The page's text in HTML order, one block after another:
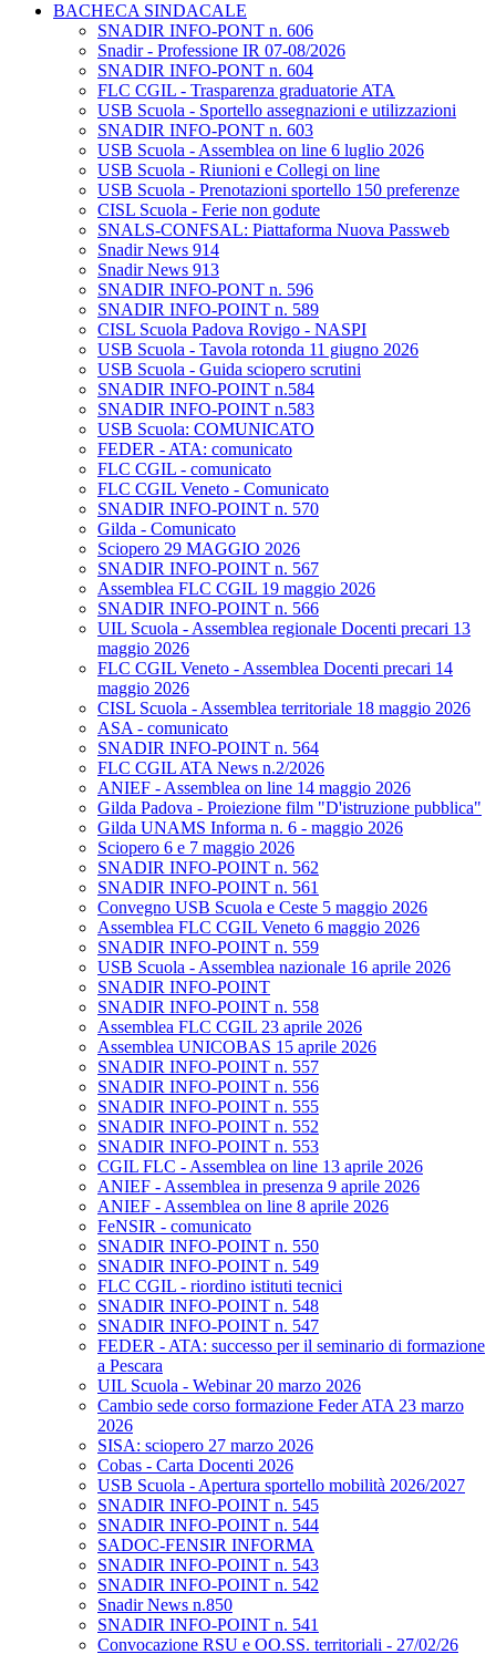
BACHECA SINDACALE
SNADIR INFO-PONT n. 606
Snadir - Professione IR 07-08/2026
SNADIR INFO-PONT n. 604
FLC CGIL - Trasparenza graduatorie ATA
USB Scuola - Sportello assegnazioni e utilizzazioni
SNADIR INFO-PONT n. 603
USB Scuola - Assemblea on line 6 luglio 2026
USB Scuola - Riunioni e Collegi on line
USB Scuola - Prenotazioni sportello 150 preferenze
CISL Scuola - Ferie non godute
SNALS-CONFSAL: Piattaforma Nuova Passweb
Snadir News 914
Snadir News 913
SNADIR INFO-PONT n. 596
SNADIR INFO-POINT n. 589
CISL Scuola Padova Rovigo - NASPI
USB Scuola - Tavola rotonda 11 giugno 2026
USB Scuola - Guida sciopero scrutini
SNADIR INFO-POINT n.584
SNADIR INFO-POINT n.583
USB Scuola: COMUNICATO
FEDER - ATA: comunicato
FLC CGIL - comunicato
FLC CGIL Veneto - Comunicato
SNADIR INFO-POINT n. 570
Gilda - Comunicato
Sciopero 29 MAGGIO 2026
SNADIR INFO-POINT n. 567
Assemblea FLC CGIL 19 maggio 2026
SNADIR INFO-POINT n. 566
UIL Scuola - Assemblea regionale Docenti precari 13
maggio 2026
FLC CGIL Veneto - Assemblea Docenti precari 14
maggio 2026
CISL Scuola - Assemblea territoriale 18 maggio 2026
ASA - comunicato
SNADIR INFO-POINT n. 564
FLC CGIL ATA News n.2/2026
ANIEF - Assemblea on line 14 maggio 2026
Gilda Padova - Proiezione film "D'istruzione pubblica"
Gilda UNAMS Informa n. 6 - maggio 2026
Sciopero 6 e 7 maggio 2026
SNADIR INFO-POINT n. 562
SNADIR INFO-POINT n. 561
Convegno USB Scuola e Ceste 5 maggio 2026
Assemblea FLC CGIL Veneto 6 maggio 2026
SNADIR INFO-POINT n. 559
USB Scuola - Assemblea nazionale 16 aprile 2026
SNADIR INFO-POINT
SNADIR INFO-POINT n. 558
Assemblea FLC CGIL 23 aprile 2026
Assemblea UNICOBAS 15 aprile 2026
SNADIR INFO-POINT n. 557
SNADIR INFO-POINT n. 556
SNADIR INFO-POINT n. 555
SNADIR INFO-POINT n. 552
SNADIR INFO-POINT n. 553
CGIL FLC - Assemblea on line 13 aprile 2026
ANIEF - Assemblea in presenza 9 aprile 2026
ANIEF - Assemblea on line 8 aprile 2026
FeNSIR - comunicato
SNADIR INFO-POINT n. 550
SNADIR INFO-POINT n. 549
FLC CGIL - riordino istituti tecnici
SNADIR INFO-POINT n. 548
SNADIR INFO-POINT n. 547
FEDER - ATA: successo per il seminario di formazione
a Pescara
UIL Scuola - Webinar 20 marzo 2026
Cambio sede corso formazione Feder ATA 23 marzo
2026
SISA: sciopero 27 marzo 2026
Cobas - Carta Docenti 2026
USB Scuola - Apertura sportello mobilità 2026/2027
SNADIR INFO-POINT n. 545
SNADIR INFO-POINT n. 544
SADOC-FENSIR INFORMA
SNADIR INFO-POINT n. 543
SNADIR INFO-POINT n. 542
Snadir News n.850
SNADIR INFO-POINT n. 541
Convocazione RSU e OO.SS. territoriali - 27/02/26